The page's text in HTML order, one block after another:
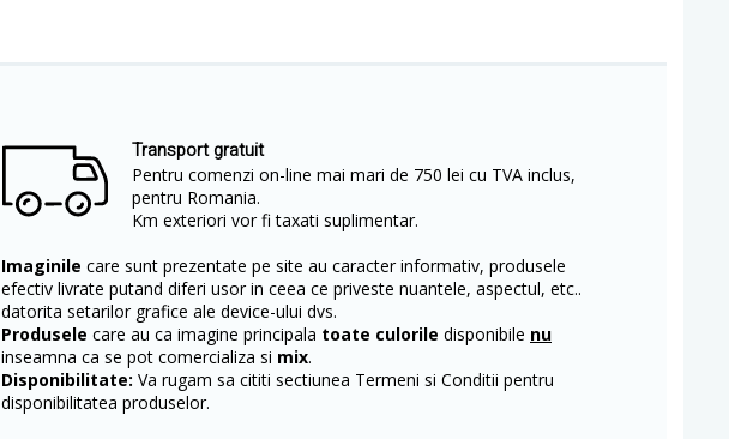
Transport gratuit
Pentru comenzi on-line mai mari de 750 lei cu TVA inclus,
pentru Romania.
Km exteriori vor fi taxati suplimentar.
Imaginile care sunt prezentate pe site au caracter informativ, produsele
efectiv livrate putand diferi usor in ceea ce priveste nuantele, aspectul, etc..
datorita setarilor grafice ale device-ului dvs.
Produsele care au ca imagine principala toate culorile disponibile nu
inseamna ca se pot comercializa si mix.
Disponibilitate: Va rugam sa cititi sectiunea Termeni si Conditii pentru
disponibilitatea produselor.